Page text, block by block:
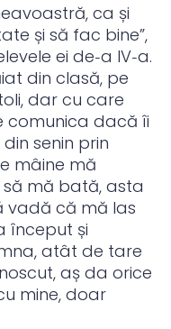
ca și
și să fac bine”,
ei de‑a IV‑a.
din clasă, pe
dar cu care
comunica dacă îi
senin prin
mâine mă
să mă bată, asta
vadă că mă las
început și
atât de tare
aș da orice
mine, doar